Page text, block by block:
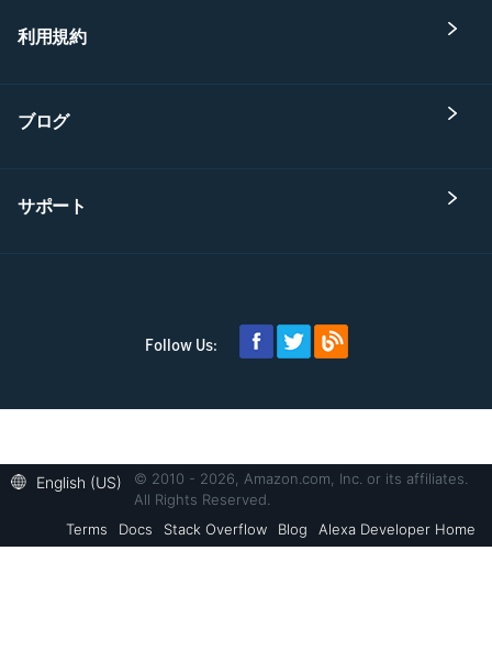
利用規約
ブログ
サポート
Follow Us:
English (US)
© 2010 - 2026, Amazon.com, Inc. or its affiliates.
All Rights Reserved.
Terms
Docs Stack Overflow Blog Alexa Developer Home